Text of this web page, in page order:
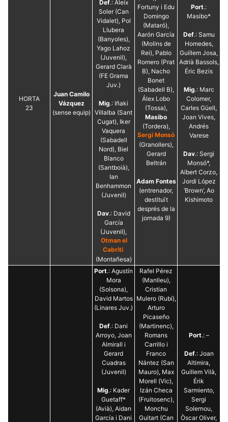
HORTA
23
Juan Camilo
Vázquez
(sense equip)
Def.: Aleix
Soler (Can
Vidalet), Pol
Llubera
(Banyoles),
Yago Lahoz
(Juvenil),
Gerard Clarà
(FE Grama
Juv.)
Mig.: Iñaki
Villalba (Sant
Cugat), Iker
Vaquera
(Sabadell
Nord), Biel
Blanco
(Santboià),
Ian
Benhammon
(Juvenil)
Dav.: David
García
(Juvenil),
Otman el
Cabriti
(Montañesa)
Fortuny i Edu
Domingo
(Mataró),
Aarón García
(Molins de
Rei), Pablo
Romero (Prat
B), Nacho
Bonet
(Sabadell B),
Álex Lobo
(Tossa),
Masibo
(Tordera),
Sergi Monsó
(Granollers),
Gerard
Beltrán
Adam Fontes
(entrenador,
destituït
després de la
jornada 9)
Port.:
Masibo*
Def.: Samu
Homedes,
Guillem Josa,
Adrià Bassols,
Éric Bezis
Mig.: Marc
Colomer,
Carles Güell,
Joan Vives,
Andrés
Varese
Dav.: Sergi
Monsó*,
Albert Corzo,
Jordi López
‘Brown’, Ao
Kishimoto
Port.: Agustín
Mora
(Solsona),
David Martos
(Linares Juv.)
Def.: Dani
Arroyo, Joan
Almirall i
Gerard
Cuadras
(Juvenil)
Mig.: Kader
Guetaff*
(Avià), Aidan
García i Dani
Rafel Pérez
(Manlleu),
Cristian
Mulero (Rubí),
Arturo
Picaseño
(Martinenc),
Romans
Carrillo i
Franco
Nántez (San
Mauro), Max
Morell (Vic),
Izán Checa
(Fruitosenc),
Monchu
Guitart (Can
Port.: –
Def.: Joan
Altimira,
Guillem Vilà,
Érik
Sarmiento,
Sergi
Solernou,
Òscar Oliver,